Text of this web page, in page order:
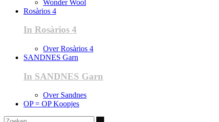
Wonder Wool
Rosàrios 4
In Rosàrios 4
Over Rosàrios 4
SANDNES Garn
In SANDNES Garn
Over Sandnes
OP = OP Koopjes